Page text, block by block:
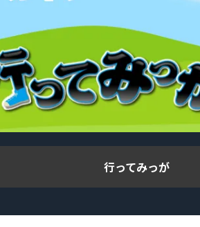
行ってみっが